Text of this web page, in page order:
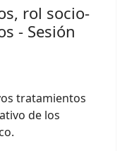
rol socio-
- Sesión
tratamientos
de los